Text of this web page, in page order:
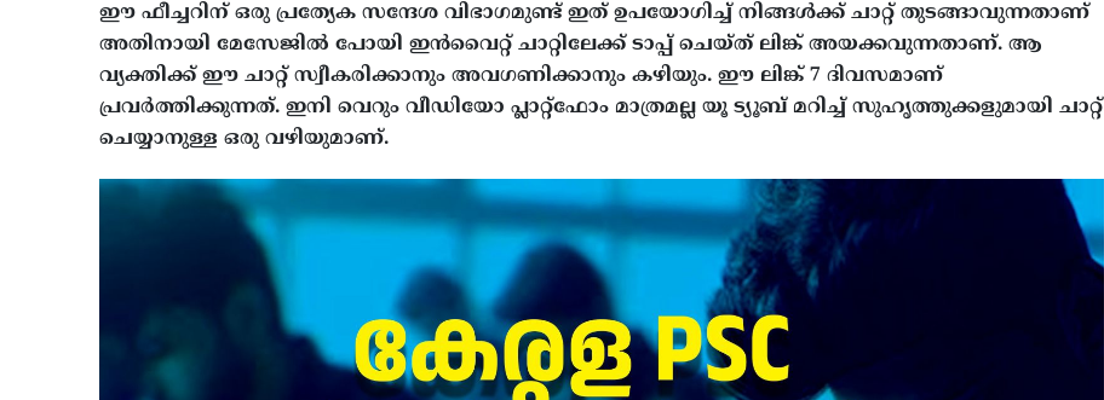
ഈ ഫീച്ചറിന് ഒരു പ്രത്യേക സന്ദേശ വിഭാ​ഗമുണ്ട് ഇത് ഉപയോ​ഗിച്ച് നിങ്ങൾക്ക് ചാറ്റ് തു‍ടങ്ങാവുന്നതാണ്
അതിനായി മേസേജിൽ പോയി ഇൻവൈറ്റ് ചാറ്റിലേക്ക് ടാപ്പ് ചെയ്ത് ലിങ്ക് അയക്കവുന്നതാണ്. ആ
വ്യക്തിക്ക് ഈ ചാറ്റ് സ്വീകരിക്കാനും അവഗണിക്കാനും കഴിയും. ഈ ലിങ്ക് 7 ദിവസമാണ്
പ്രവർത്തിക്കുന്നത്. ഇനി വെറും വീഡിയോ പ്ലാറ്റ്‌ഫോം മാത്രമല്ല യൂ ട്യൂബ് മറിച്ച് സുഹൃത്തുക്കളുമായി ചാറ്റ്
ചെയ്യാനുള്ള ഒരു വഴിയുമാണ്.